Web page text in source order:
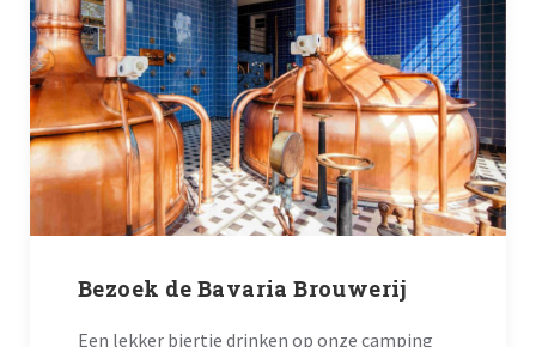
Bezoek de Bavaria Brouwerij
Een lekker biertje drinken op onze camping